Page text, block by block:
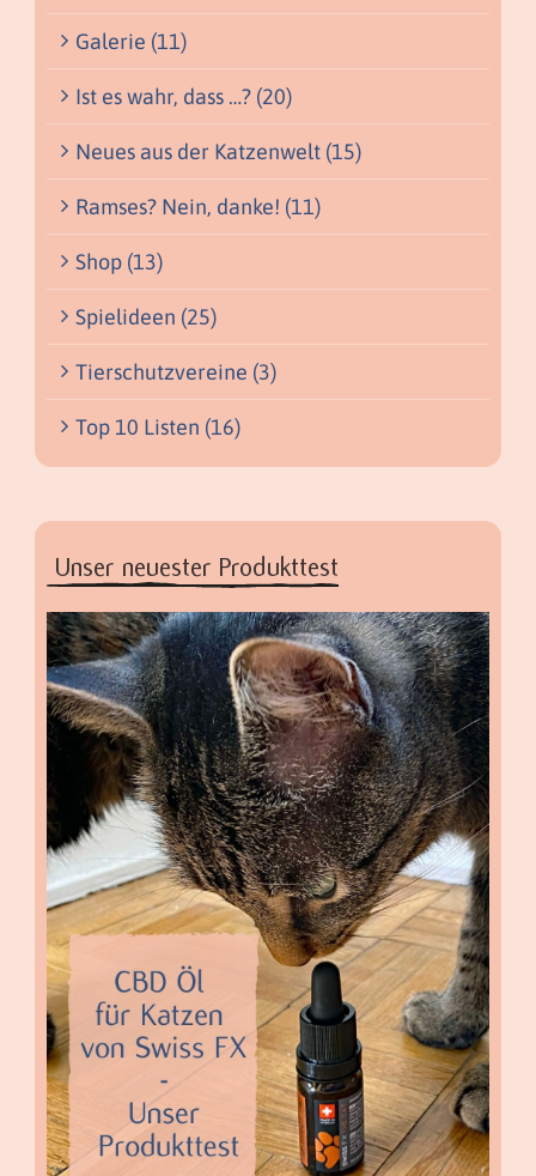
Galerie (11)
Ist es wahr, dass …? (20)
Neues aus der Katzenwelt (15)
Ramses? Nein, danke! (11)
Shop (13)
Spielideen (25)
Tierschutzvereine (3)
Top 10 Listen (16)
Unser neuester Produkttest